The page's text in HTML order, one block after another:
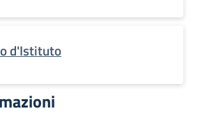
d'Istituto